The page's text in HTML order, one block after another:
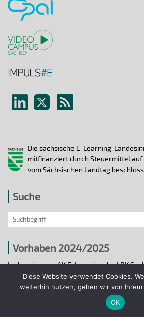
Die sächsische E-Learning-
mitfinanziert durch Steuermittel auf
vom Sächsischen Landtag
Suche
Search
Vorhaben 2024/2025
In den vier vom AK E-Learning der LRK
strategischen Handlungsfeldern 2024/25
ausgewählte E-Learning-
Diese Website verwendet Cookies.
weiterhin nutzen, gehen wir von Ihrem
OK